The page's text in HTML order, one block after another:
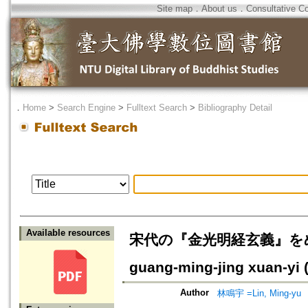
Site map．About us ． Consultative
． Home > Search Engine > Fulltext Search > Bibliography Detail
Available resources
宋代の『金光明経玄義』
guang-ming-jing xuan-yi
Author 林鳴宇 =Lin, Ming-yu